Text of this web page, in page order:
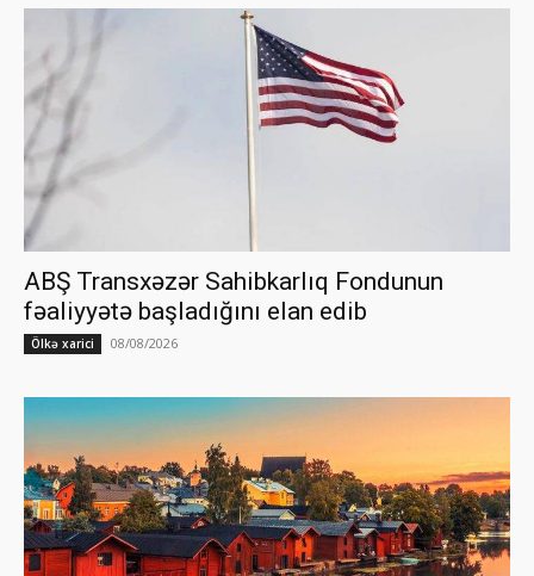
ABŞ Transxəzər Sahibkarlıq Fondunun
fəaliyyətə başladığını elan edib
Ölkə xarici 08/08/2026